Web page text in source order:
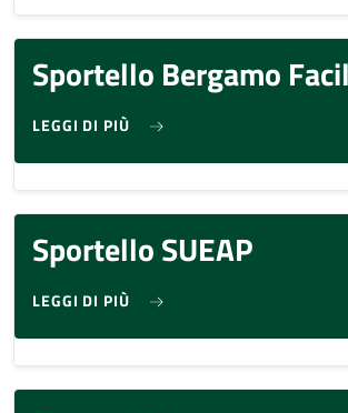
Sportello Bergamo
LEGGI DI PIÙSU SPORTELLO BERGAMO
Sportello SUEAP
LEGGI DI PIÙSU SPORTELLO SUEAP